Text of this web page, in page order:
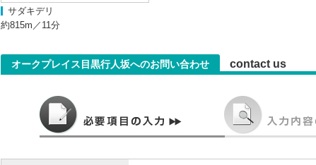
サダキデリ
約815m／11分
オークプレイス目黒行人坂へのお問い合わせ contact us